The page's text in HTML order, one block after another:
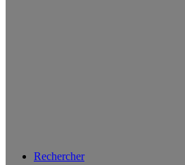
Rechercher